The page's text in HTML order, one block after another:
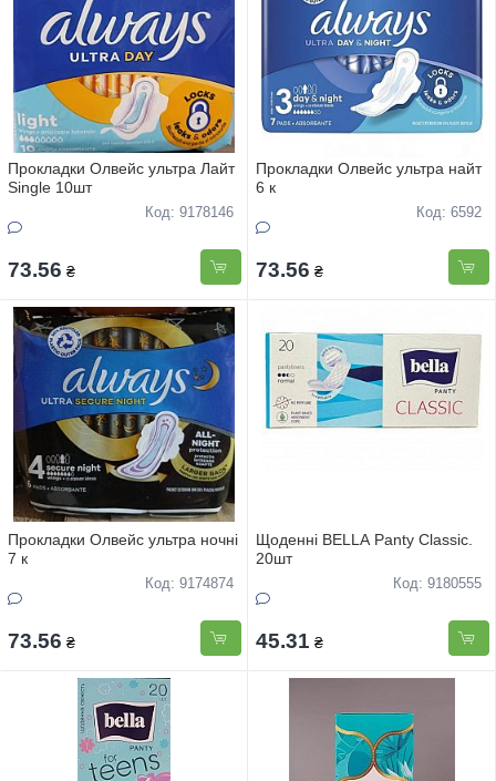
Прокладки Олвейс ультра Лайт
Single 10шт
Код: 9178146
73.56 ₴
Прокладки Олвейс ультра найт
6 к
Код: 6592
73.56 ₴
Прокладки Олвейс ультра ночні
7 к
Код: 9174874
73.56 ₴
Щоденні BELLA Panty Classic.
20шт
Код: 9180555
45.31 ₴